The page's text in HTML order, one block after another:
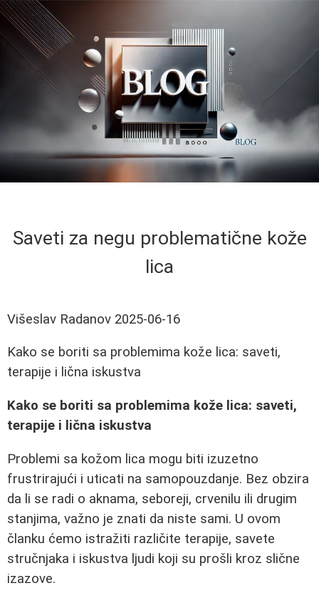
Saveti za negu problematične kože
lica
Višeslav Radanov 2025-06-16
Kako se boriti sa problemima kože lica: saveti,
terapije i lična iskustva
Kako se boriti sa problemima kože lica: saveti,
terapije i lična iskustva
Problemi sa kožom lica mogu biti izuzetno
frustrirajući i uticati na samopouzdanje. Bez obzira
da li se radi o aknama, seboreji, crvenilu ili drugim
stanjima, važno je znati da niste sami. U ovom
članku ćemo istražiti različite terapije, savete
stručnjaka i iskustva ljudi koji su prošli kroz slične
izazove.